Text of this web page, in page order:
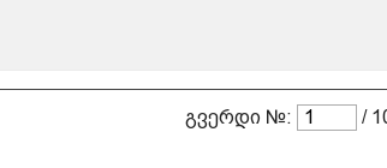
გვერდი №: /